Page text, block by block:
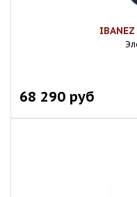
68 290 руб